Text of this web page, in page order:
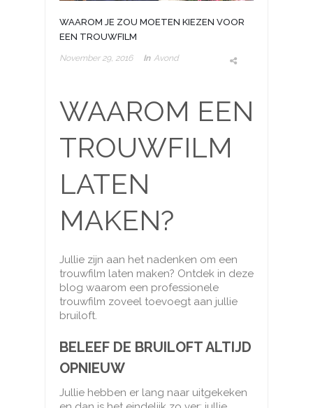
WAAROM JE ZOU MOETEN KIEZEN VOOR
EEN TROUWFILM
November 29, 2016 In Avond
WAAROM EEN
TROUWFILM
LATEN
MAKEN?
Jullie zijn aan het nadenken om een
trouwfilm laten maken? Ontdek in deze
blog waarom een professionele
trouwfilm zoveel toevoegt aan jullie
bruiloft.
BELEEF DE BRUILOFT ALTIJD
OPNIEUW
Jullie hebben er lang naar uitgekeken